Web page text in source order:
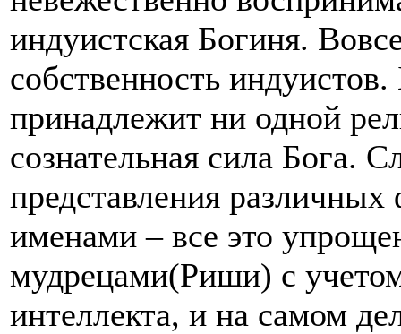
индуистская Богиня.
собственность
принадлежит ни одной
сознательная сила Бога.
представления
именами – все это
мудрецами(Риши) с
интеллекта, и на самом